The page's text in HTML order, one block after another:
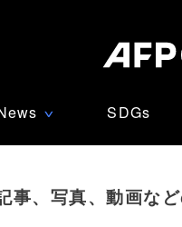
∨ SDGs
事、写真、動画な